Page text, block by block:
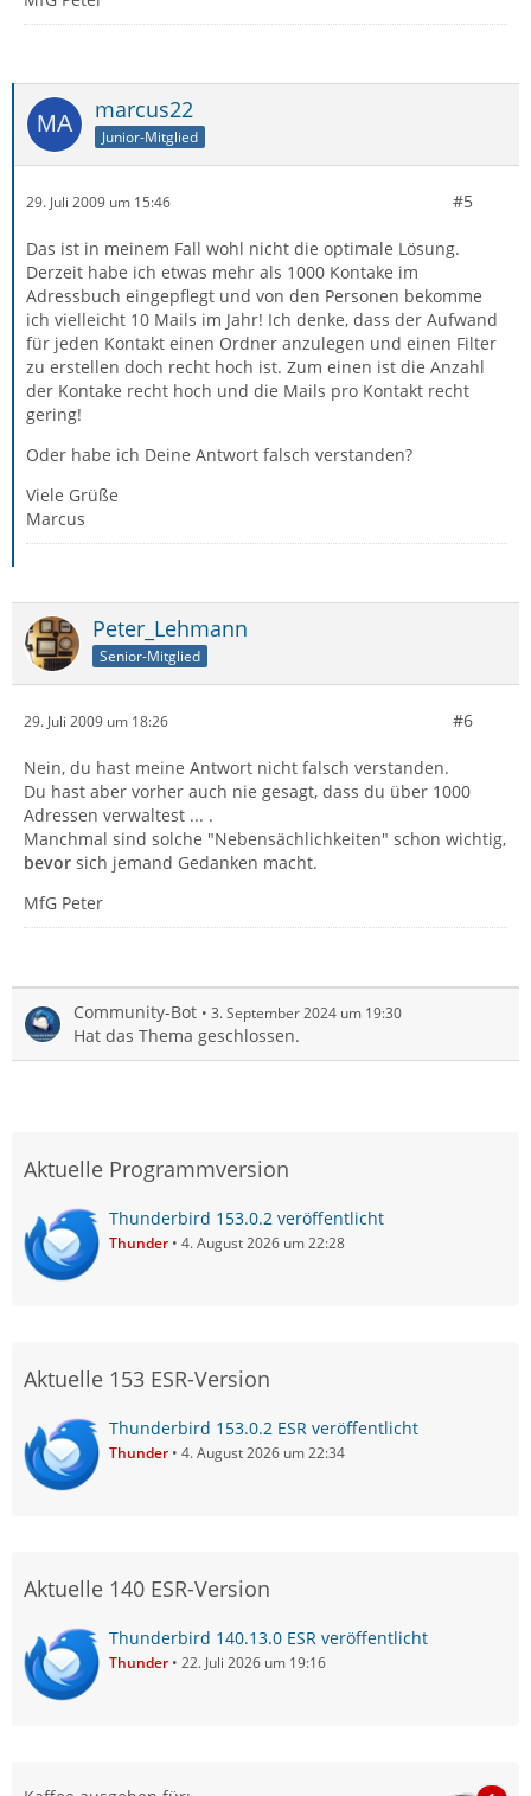
marcus22
Junior-Mitglied
29. Juli 2009 um 15:46 #5
Das ist in meinem Fall wohl nicht die optimale Lösung.
Derzeit habe ich etwas mehr als 1000 Kontake im
Adressbuch eingepflegt und von den Personen bekomme
ich vielleicht 10 Mails im Jahr! Ich denke, dass der Aufwand
für jeden Kontakt einen Ordner anzulegen und einen Filter
zu erstellen doch recht hoch ist. Zum einen ist die Anzahl
der Kontake recht hoch und die Mails pro Kontakt recht
gering!
Oder habe ich Deine Antwort falsch verstanden?
Viele Grüße
Marcus
Peter_Lehmann
Senior-Mitglied
29. Juli 2009 um 18:26 #6
Nein, du hast meine Antwort nicht falsch verstanden.
Du hast aber vorher auch nie gesagt, dass du über 1000
Adressen verwaltest ... .
Manchmal sind solche "Nebensächlichkeiten" schon wichtig,
bevor sich jemand Gedanken macht.
MfG Peter
Community-Bot 3. September 2024 um 19:30
Hat das Thema geschlossen.
Aktuelle Programmversion
Thunderbird 153.0.2 veröffentlicht
Thunder 4. August 2026 um 22:28
Aktuelle 153 ESR-Version
Thunderbird 153.0.2 ESR veröffentlicht
Thunder 4. August 2026 um 22:34
Aktuelle 140 ESR-Version
Thunderbird 140.13.0 ESR veröffentlicht
Thunder 22. Juli 2026 um 19:16